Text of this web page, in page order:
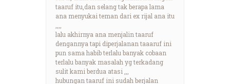
taaruf itu,dan selang tak berapa lama
ana menyukai teman dari ex rijal ana itu
lalu akhirnya ana menjalin taaruf
dengannya tapi diperjalanan taaaruf ini
pun sama habib terlalu banyak cobaan
terlalu banyak masalah yg terkadang
sulit kami berdua atasi ,,,
hubungan taaruf ini sudah berjalan